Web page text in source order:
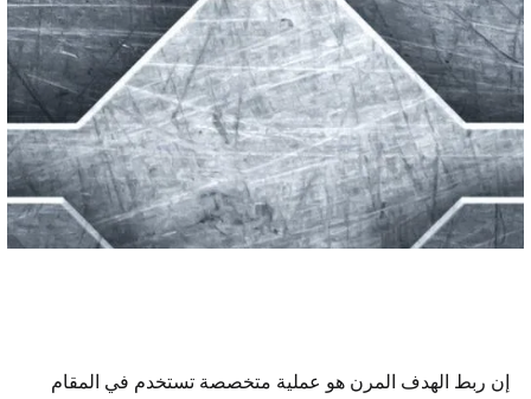
إن ربط الهدف المرن هو عملية متخصصة تستخدم في المقام